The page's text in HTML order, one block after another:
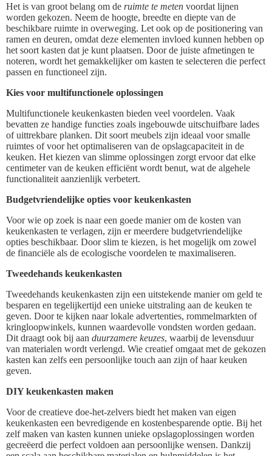
Het is van groot belang om de ruimte te meten voordat lijnen
worden gekozen. Neem de hoogte, breedte en diepte van de
beschikbare ruimte in overweging. Let ook op de positionering van
ramen en deuren, omdat deze elementen invloed kunnen hebben op
het soort kasten dat je kunt plaatsen. Door de juiste afmetingen te
noteren, wordt het gemakkelijker om kasten te selecteren die perfect
passen en functioneel zijn.
Kies voor multifunctionele oplossingen
Multifunctionele keukenkasten bieden veel voordelen. Vaak
bevatten ze handige functies zoals ingebouwde uitschuifbare lades
of uittrekbare planken. Dit soort meubels zijn ideaal voor smalle
ruimtes of voor het optimaliseren van de opslagcapaciteit in de
keuken. Het kiezen van slimme oplossingen zorgt ervoor dat elke
centimeter van de keuken efficiënt wordt benut, wat de algehele
functionaliteit aanzienlijk verbetert.
Budgetvriendelijke opties voor keukenkasten
Voor wie op zoek is naar een goede manier om de kosten van
keukenkasten te verlagen, zijn er meerdere budgetvriendelijke
opties beschikbaar. Door slim te kiezen, is het mogelijk om zowel
de financiële als de ecologische voordelen te maximaliseren.
Tweedehands keukenkasten
Tweedehands keukenkasten zijn een uitstekende manier om geld te
besparen en tegelijkertijd een unieke uitstraling aan de keuken te
geven. Door te kijken naar lokale advertenties, rommelmarkten of
kringloopwinkels, kunnen waardevolle vondsten worden gedaan.
Dit draagt ook bij aan duurzamere keuzes, waarbij de levensduur
van materialen wordt verlengd. Wie creatief omgaat met de gekozen
kasten kan zelfs een persoonlijke touch aan zijn of haar keuken
geven.
DIY keukenkasten maken
Voor de creatieve doe-het-zelvers biedt het maken van eigen
keukenkasten een bevredigende en kostenbesparende optie. Bij het
zelf maken van kasten kunnen unieke opslagoplossingen worden
gecreëerd die perfect voldoen aan persoonlijke wensen. Dankzij